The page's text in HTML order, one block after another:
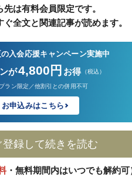
先は有料会員限定です。
全文と関連記事が読めます。
入会応援キャンペーン実施中
が4,800円 お得 （税込）
ラン限定／他割引との併用不可
お申込みはこちら
登録して続きを読む
・無料期間内はいつでも解約可